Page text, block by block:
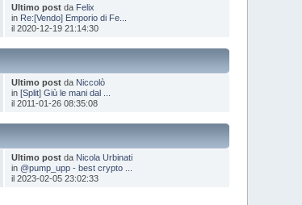
Ultimo postda Felix
in Re:[Vendo] Emporio di Fe...
il 2020-12-19 21:14:30
Ultimo postda Niccolò
in [Split] Giù le mani dal ...
il 2011-01-26 08:35:08
Ultimo postda Nicola Urbinati
in @pump_upp - best crypto ...
il 2023-02-05 23:02:33